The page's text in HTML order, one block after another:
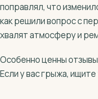
поправлял, что
как решили вопрос с
хвалят атмосферу и
Особенно ценны
Если у вас грыжа,